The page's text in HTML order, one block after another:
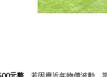
元整，若因應近年物價波動，